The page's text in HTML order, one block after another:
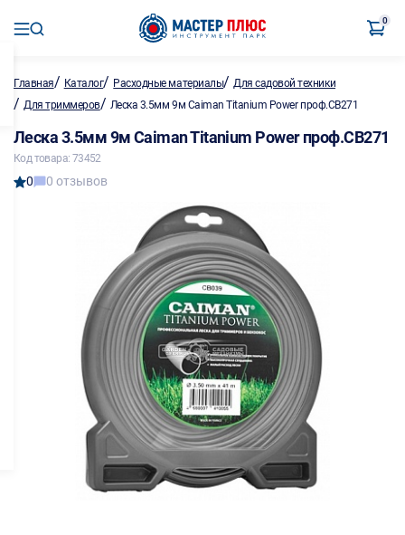
0
Главная/ Каталог/ Расходные материалы/Для садовой техники
/ Для триммеров/ Леска 3.5мм 9м Caiman Titanium Power проф.CB271
Леска 3.5мм 9м Caiman Titanium Power проф.CB271
Код товара: 73452
0 0 отзывов